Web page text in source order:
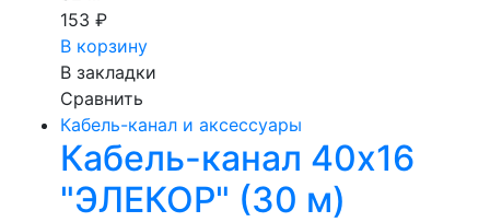
153 ₽
В корзину
В закладки
Сравнить
Кабель-канал и аксессуары
Кабель-канал 40х16
"ЭЛЕКОР" (30 м)